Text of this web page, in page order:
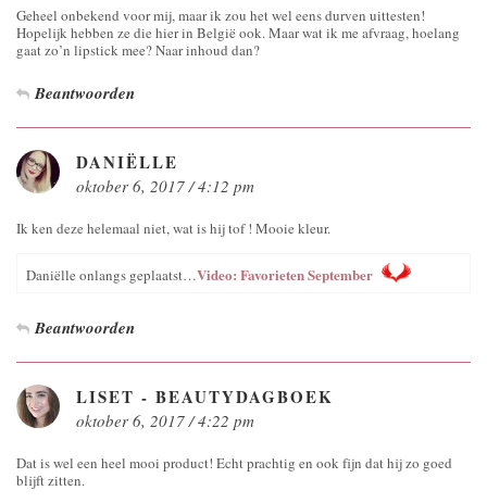
Geheel onbekend voor mij, maar ik zou het wel eens durven uittesten!
Hopelijk hebben ze die hier in België ook. Maar wat ik me afvraag, hoelang
gaat zo’n lipstick mee? Naar inhoud dan?
Beantwoorden
DANIËLLE
oktober 6, 2017 / 4:12 pm
Ik ken deze helemaal niet, wat is hij tof ! Mooie kleur.
Daniëlle onlangs geplaatst…Video: Favorieten September
Beantwoorden
LISET - BEAUTYDAGBOEK
oktober 6, 2017 / 4:22 pm
Dat is wel een heel mooi product! Echt prachtig en ook fijn dat hij zo goed
blijft zitten.